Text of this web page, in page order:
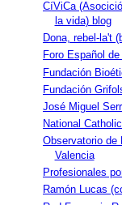
CíViCa
la vida) blog
Dona, rebel-la't
Foro Español
Fundación
Fundación
José Miguel
National
Observatorio de
Valencia
Profesionales
Ramón Lucas